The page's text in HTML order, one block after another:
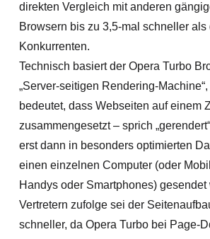
direkten Vergleich mit anderen
Browsern bis zu 3,5-mal schneller als
Konkurrenten.
Technisch basiert der Opera Turbo
„Server-seitigen Rendering-
bedeutet, dass Webseiten auf einem
zusammengesetzt – sprich
erst dann in besonders optimierten
einen einzelnen Computer (oder
Handys oder Smartphones) gesendet
Vertretern zufolge sei der
schneller, da Opera Turbo bei Page-